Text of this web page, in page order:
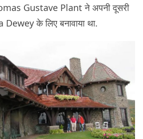
Gustave Plant ने अपनी दूसरी
के लिए बनावाया था.